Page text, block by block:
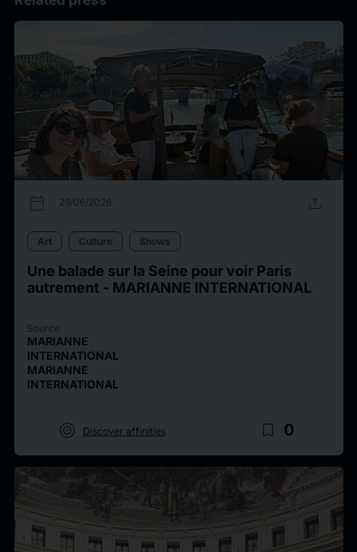
calendar_today 29/06/2026 upload
Art Culture Shows
Une balade sur la Seine pour voir Paris
autrement - MARIANNE INTERNATIONAL
Source
MARIANNE
INTERNATIONAL
MARIANNE
INTERNATIONAL
target Discover affinities bookmark_border 0